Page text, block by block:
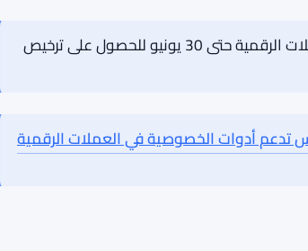
حتى لو لم تستطع الفوز في اللعبة الملكية.
في العديد من هذه المشاريع. السؤال هو ما
فعلية، بدلاً من مجرد المشاركة.